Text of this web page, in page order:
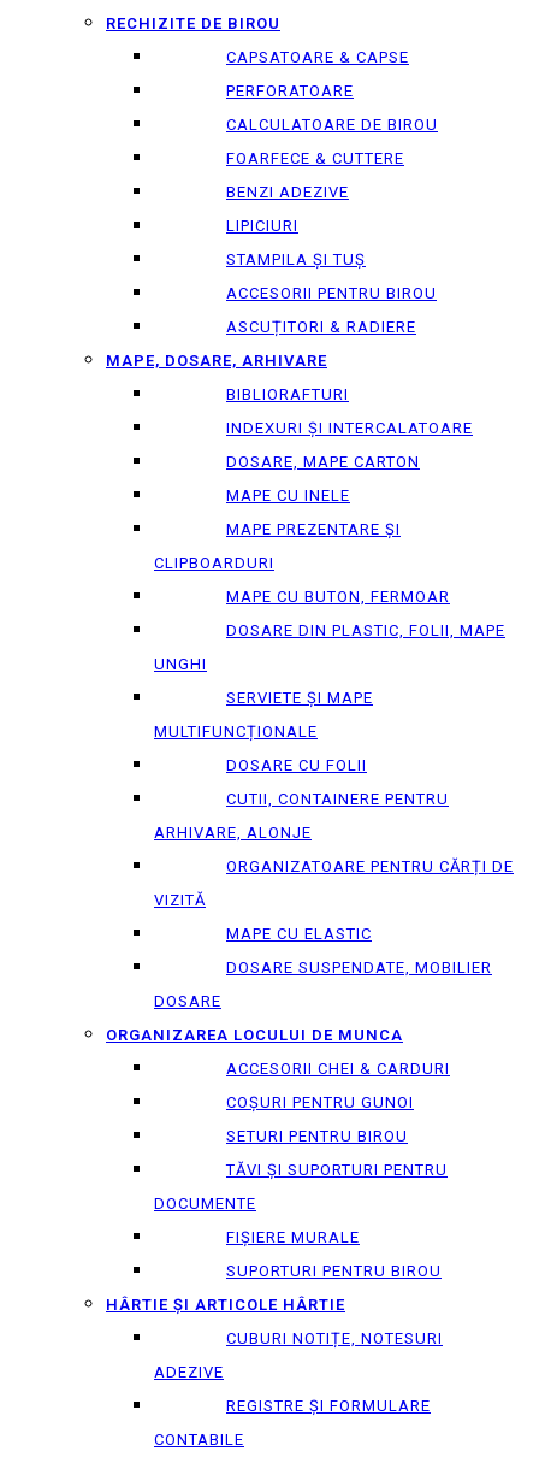
RECHIZITE DE BIROU
CAPSATOARE & CAPSE
PERFORATOARE
CALCULATOARE DE BIROU
FOARFECE & CUTTERE
BENZI ADEZIVE
LIPICIURI
STAMPILA ȘI TUȘ
ACCESORII PENTRU BIROU
ASCUȚITORI & RADIERE
MAPE, DOSARE, ARHIVARE
BIBLIORAFTURI
INDEXURI ȘI INTERCALATOARE
DOSARE, MAPE CARTON
MAPE CU INELE
MAPE PREZENTARE ȘI
CLIPBOARDURI
MAPE CU BUTON, FERMOAR
DOSARE DIN PLASTIC, FOLII, MAPE
UNGHI
SERVIETE ȘI MAPE
MULTIFUNCȚIONALE
DOSARE CU FOLII
CUTII, CONTAINERE PENTRU
ARHIVARE, ALONJE
ORGANIZATOARE PENTRU CĂRȚI DE
VIZITĂ
MAPE CU ELASTIC
DOSARE SUSPENDATE, MOBILIER
DOSARE
ORGANIZAREA LOCULUI DE MUNCA
ACCESORII CHEI & СARDURI
COȘURI PENTRU GUNOI
SETURI PENTRU BIROU
TĂVI ȘI SUPORTURI PENTRU
DOCUMENTE
FIȘIERE MURALE
SUPORTURI PENTRU BIROU
HÂRTIE ȘI ARTICOLE HÂRTIE
CUBURI NOTIȚE, NOTESURI
ADEZIVE
REGISTRE ȘI FORMULARE
CONTABILE